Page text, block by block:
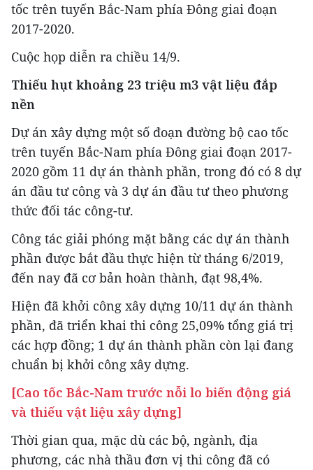
tốc trên tuyến Bắc-Nam phía Đông giai đoạn
2017-2020.
Cuộc họp diễn ra chiều 14/9.
Thiếu hụt khoảng 23 triệu m3 vật liệu đắp
nền
Dự án xây dựng một số đoạn đường bộ cao tốc
trên tuyến Bắc-Nam phía Đông giai đoạn 2017-
2020 gồm 11 dự án thành phần, trong đó có 8 dự
án đầu tư công và 3 dự án đầu tư theo phương
thức đối tác công-tư.
Công tác giải phóng mặt bằng các dự án thành
phần được bắt đầu thực hiện từ tháng 6/2019,
đến nay đã cơ bản hoàn thành, đạt 98,4%.
Hiện đã khởi công xây dựng 10/11 dự án thành
phần, đã triển khai thi công 25,09% tổng giá trị
các hợp đồng; 1 dự án thành phần còn lại đang
chuẩn bị khởi công xây dựng.
[Cao tốc Bắc-Nam trước nỗi lo biến động giá
và thiếu vật liệu xây dựng]
Thời gian qua, mặc dù các bộ, ngành, địa
phương, các nhà thầu đơn vị thi công đã có